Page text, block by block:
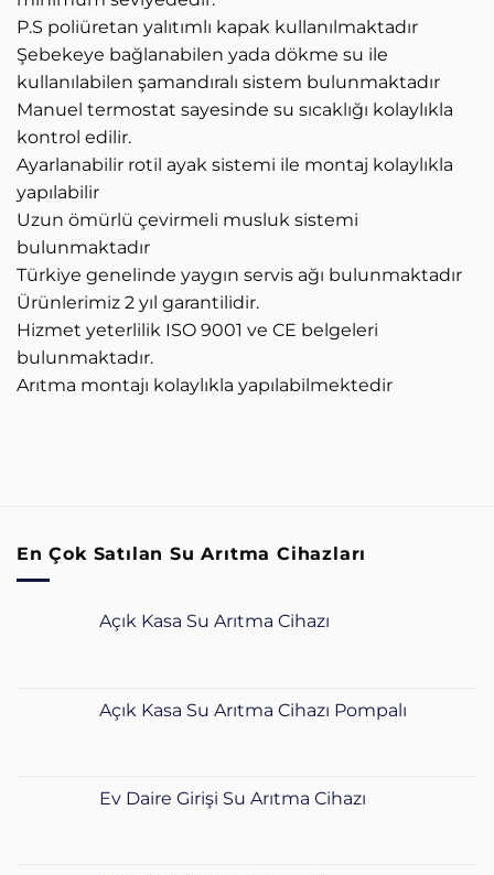
P.S poliüretan yalıtımlı kapak kullanılmaktadır
Şebekeye bağlanabilen yada dökme su ile
kullanılabilen şamandıralı sistem bulunmaktadır
Manuel termostat sayesinde su sıcaklığı kolaylıkla
kontrol edilir.
Ayarlanabilir rotil ayak sistemi ile montaj kolaylıkla
yapılabilir
Uzun ömürlü çevirmeli musluk sistemi
bulunmaktadır
Türkiye genelinde yaygın servis ağı bulunmaktadır
Ürünlerimiz 2 yıl garantilidir.
Hizmet yeterlilik ISO 9001 ve CE belgeleri
bulunmaktadır.
Arıtma montajı kolaylıkla yapılabilmektedir
En Çok Satılan Su Arıtma Cihazları
Açık Kasa Su Arıtma Cihazı
Açık Kasa Su Arıtma Cihazı Pompalı
Ev Daire Girişi Su Arıtma Cihazı